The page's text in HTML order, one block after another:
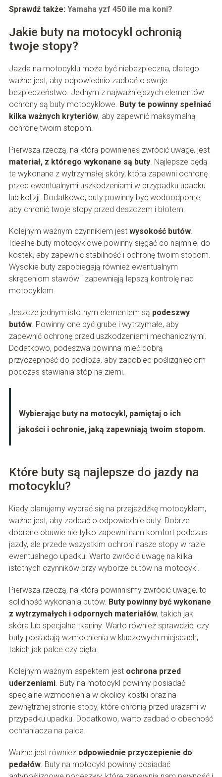
Sprawdź także: Yamaha yzf 450 ile ma koni?
Jakie buty na motocykl ochronią
twoje stopy?
Jazda na motocyklu może być niebezpieczna, dlatego
ważne jest, aby odpowiednio zadbać o swoje
bezpieczeństwo. Jednym z najważniejszych elementów
ochrony są buty motocyklowe. Buty te powinny spełniać
kilka ważnych kryteriów, aby zapewnić maksymalną
ochronę twoim stopom.
Pierwszą rzeczą, na którą powinieneś zwrócić uwagę, jest
materiał, z którego wykonane są buty. Najlepsze będą
te wykonane z wytrzymałej skóry, która zapewni ochronę
przed ewentualnymi uszkodzeniami w przypadku upadku
lub kolizji. Dodatkowo, buty powinny być wodoodporne,
aby chronić twoje stopy przed deszczem i błotem.
Kolejnym ważnym czynnikiem jest wysokość butów.
Idealne buty motocyklowe powinny sięgać co najmniej do
kostek, aby zapewnić stabilność i ochronę twoim stopom.
Wysokie buty zapobiegają również ewentualnym
skręceniom stawów i zapewniają lepszą kontrolę nad
motocyklem.
Jeszcze jednym istotnym elementem są podeszwy
butów. Powinny one być grube i wytrzymałe, aby
zapewnić ochronę przed uszkodzeniami mechanicznymi.
Dodatkowo, podeszwa powinna mieć dobrą
przyczepność do podłoża, aby zapobiec poślizgnięciom
podczas stawiania stóp na ziemi.
Wybierając buty na motocykl, pamiętaj o ich
jakości i ochronie, jaką zapewniają twoim stopom.
Które buty są najlepsze do jazdy na
motocyklu?
Kiedy planujemy wybrać się na przejażdżkę motocyklem,
ważne jest, aby zadbać o odpowiednie buty. Dobrze
dobrane obuwie nie tylko zapewni nam komfort podczas
jazdy, ale przede wszystkim ochroni nasze stopy w razie
ewentualnego upadku. Warto zwrócić uwagę na kilka
istotnych czynników przy wyborze butów na motocykl.
Pierwszą rzeczą, na którą powinniśmy zwrócić uwagę, to
solidność wykonania butów. Buty powinny być wykonane
z wytrzymałych i odpornych materiałów, takich jak
skóra lub specjalne tkaniny. Warto również sprawdzić, czy
buty posiadają wzmocnienia w kluczowych miejscach,
takich jak palce czy pięta.
Kolejnym ważnym aspektem jest ochrona przed
uderzeniami. Buty na motocykl powinny posiadać
specjalne wzmocnienia w okolicy kostki oraz na
zewnętrznej stronie stopy, które chronią przed urazami w
przypadku upadku. Dodatkowo, warto zadbać o obecność
ochraniacza na palce.
Ważne jest również odpowiednie przyczepienie do
pedałów. Buty na motocykl powinny posiadać